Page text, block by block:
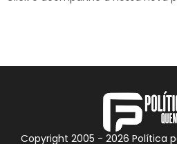
Copyright 2005 - 2026 Política